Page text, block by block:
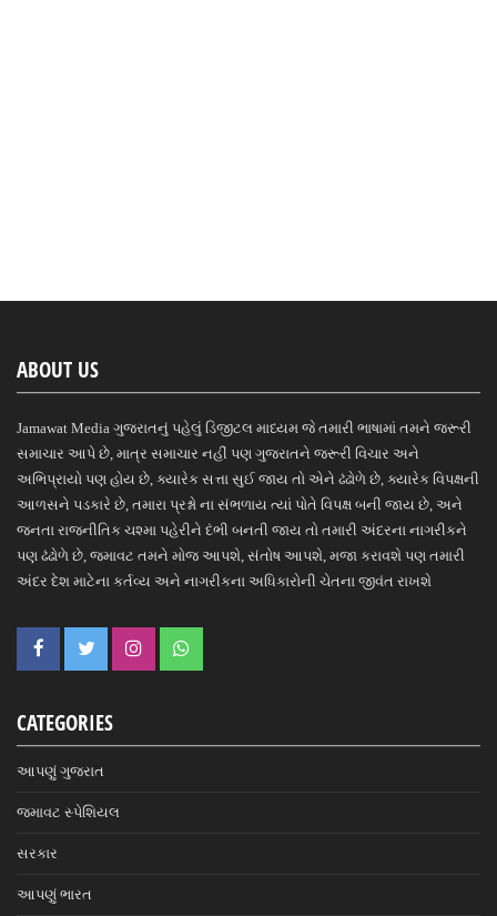
ABOUT US
Jamawat Media ગુજરાતનું પહેલું ડિજીટલ માધ્યમ જે તમારી ભાષામાં તમને જરૂરી
સમાચાર આપે છે, માત્ર સમાચાર નહીં પણ ગુજરાતને જરૂરી વિચાર અને
અભિપ્રાયો પણ હોય છે, ક્યારેક સત્તા સુઈ જાય તો એને ઢંઢોળે છે, ક્યારેક વિપક્ષની
આળસને પડકારે છે, તમારા પ્રશ્નો ના સંભળાય ત્યાં પોતે વિપક્ષ બની જાય છે, અને
જનતા રાજનીતિક ચશ્મા પહેરીને દંભી બનતી જાય તો તમારી અંદરના નાગરીકને
પણ ઢંઢોળે છે, જમાવટ તમને મોજ આપશે, સંતોષ આપશે, મજા કરાવશે પણ તમારી
અંદર દેશ માટેના કર્તવ્ય અને નાગરીકના અધિકારોની ચેતના જીવંત રાખશે
CATEGORIES
આપણું ગુજરાત
જમાવટ સ્પેશિયલ
સરકાર
આપણું ભારત